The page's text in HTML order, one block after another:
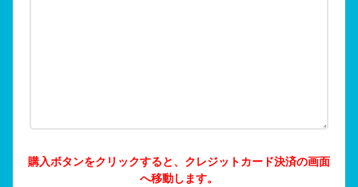
購入ボタンをクリックすると、クレジットカード決済の画面
へ移動します。